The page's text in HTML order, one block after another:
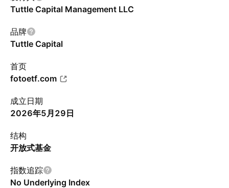
Tuttle Capital Management LLC
品牌
Tuttle Capital
首页
fotoetf.com
成立日期
2026年5月29日
结构
开放式基金
指数追踪
No Underlying Index